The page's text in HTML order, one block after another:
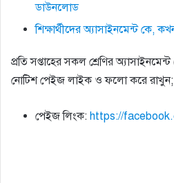
ডাউনলোড
শিক্ষার্থীদের অ্যাসাইনমেন্ট কে,
প্রতি সপ্তাহের সকল শ্রেণির
নোটিশ পেইজ লাইক ও ফলো করে রাখুন;
পেইজ লিংক: https://